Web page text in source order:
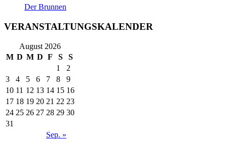
Der Brunnen
VERANSTALTUNGSKALENDER
August 2026
M D M D F S S
Sep. »
1
2
3
4 5 6 7 8
9
10 11 12 13 14 15 16
17 18 19 20 21 22 23
24 25 26 27 28 29 30
31